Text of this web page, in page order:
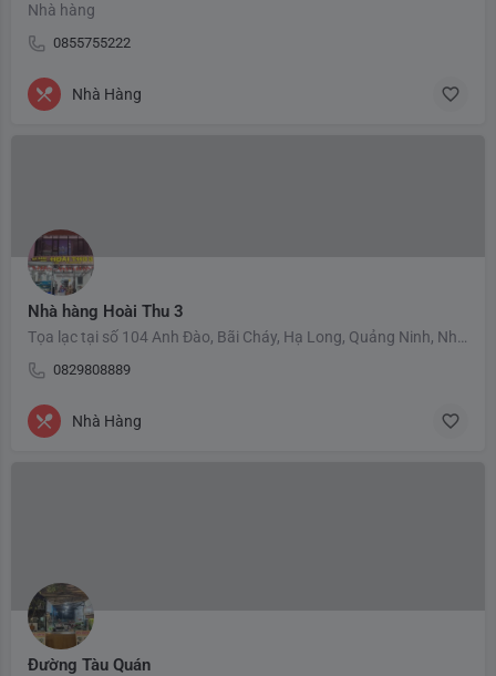
Nhà hàng
0855755222
Nhà Hàng
Nhà hàng Hoài Thu 3
0829808889
Nhà Hàng
Đường Tàu Quán